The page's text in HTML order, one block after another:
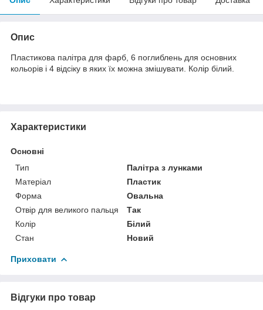
Опис
Пластикова палітра для фарб, 6 поглиблень для основних
кольорів і 4 відсіку в яких їх можна змішувати. Колір білий.
Характеристики
Основні
Тип
Палітра з лунками
Матеріал
Пластик
Форма
Овальна
Отвір для великого пальця
Так
Колір
Білий
Стан
Новий
Приховати
Відгуки про товар